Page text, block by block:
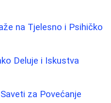
na Tjelesno i Psihičko
Deluje i Iskustva
za Povećanje